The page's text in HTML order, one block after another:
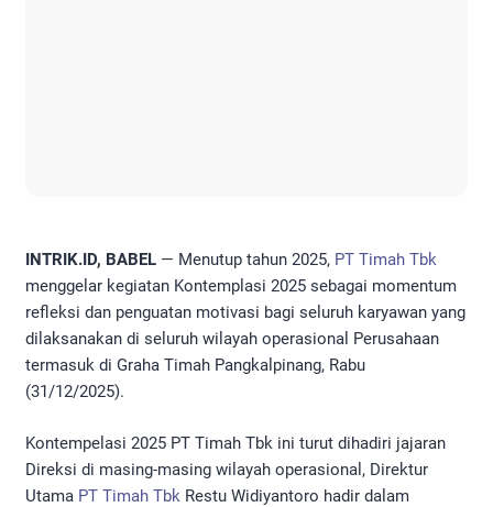
INTRIK.ID, BABEL — Menutup tahun 2025, PT Timah Tbk
menggelar kegiatan Kontemplasi 2025 sebagai momentum
refleksi dan penguatan motivasi bagi seluruh karyawan yang
dilaksanakan di seluruh wilayah operasional Perusahaan
termasuk di Graha Timah Pangkalpinang, Rabu
(31/12/2025).
Kontempelasi 2025 PT Timah Tbk ini turut dihadiri jajaran
Direksi di masing-masing wilayah operasional, Direktur
Utama PT Timah Tbk Restu Widiyantoro hadir dalam